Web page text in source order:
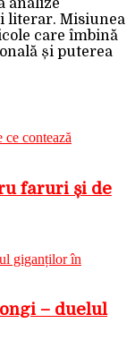
analize
literar. Misiunea
care îmbină
și puterea
faruri și de
– duelul